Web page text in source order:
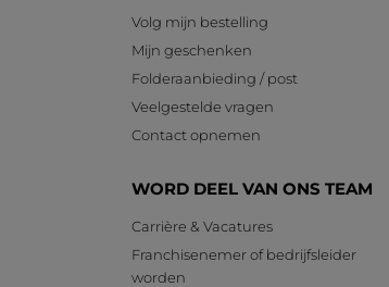
Volg mijn bestelling
Mijn geschenken
Folderaanbieding / post
Veelgestelde vragen
Contact opnemen
WORD DEEL VAN ONS TEAM
Carrière & Vacatures
Franchisenemer of bedrijfsleider
worden